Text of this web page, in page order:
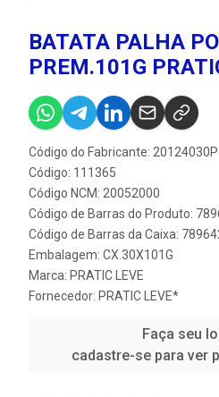
BATATA PALHA
PREM.101G
Código do Fabricante: 20124030P
Código: 111365
Código NCM: 20052000
Código de Barras do Produto:
Código de Barras da Caixa:
Embalagem: CX.30X101G
Marca: PRATIC LEVE
Fornecedor: PRATIC LEVE*
Faça seu
cadastre-se para ver